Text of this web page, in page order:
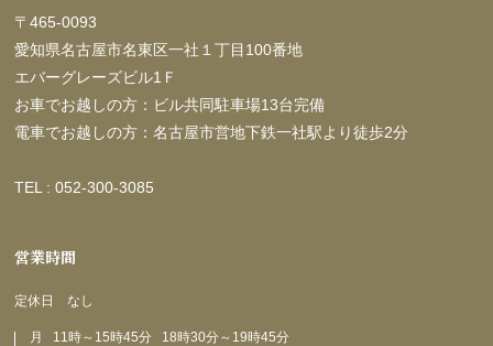
〒465-0093
愛知県名古屋市名東区一社１丁目100番地
エバーグレーズビル1Ｆ
お車でお越しの方：ビル共同駐車場13台完備
電車でお越しの方：名古屋市営地下鉄一社駅より徒歩2分
TEL : 052-300-3085
営業時間
定休日 なし
月 11時～15時45分 18時30分～19時45分